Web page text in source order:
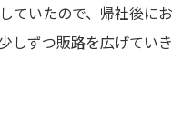
ていたので、帰社後に
しずつ販路を広げてい